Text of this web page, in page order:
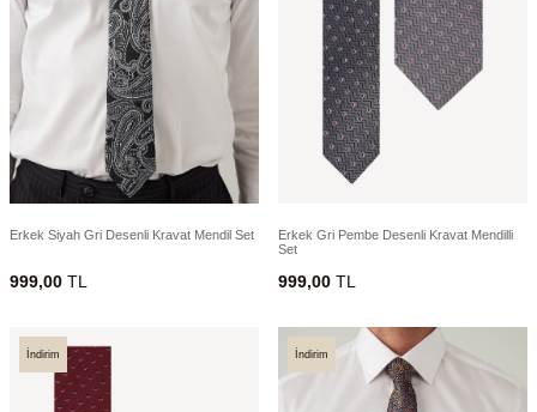
Erkek Siyah Gri Desenli Kravat Mendil Set
999,00 TL
Erkek Gri Pembe Desenli Kravat Mendilli
Set
999,00 TL
İndirim İndirim